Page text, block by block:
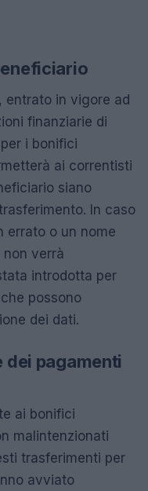
entrato in vigore ad
finanziarie di
i bonifici
ai correntisti
siano
In caso
errato o un nome
verrà
introdotta per
possono
dei dati.
dei pagamenti
ai bonifici
malintenzionati
trasferimenti per
avviato